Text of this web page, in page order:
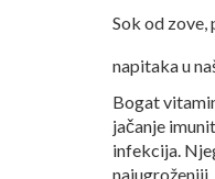
Sok od
napitaka u
Bogat
jačanje
infekcija.
najugroženiji.